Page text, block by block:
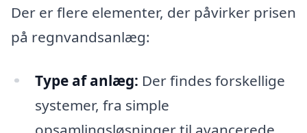
Der er flere elementer, der påvirker prisen
på regnvandsanlæg:
Type af anlæg: Der findes forskellige
systemer, fra simple